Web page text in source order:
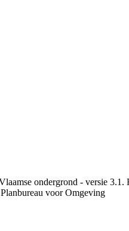
ondergrond - versie
voor Omgeving